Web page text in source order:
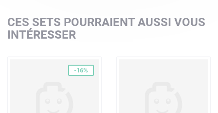
CES SETS POURRAIENT AUSSI VOUS
INTÉRESSER
-16%